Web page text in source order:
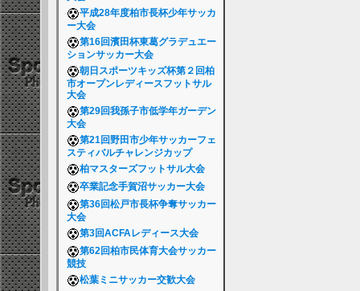
平成28年度柏市長杯少年サッカ
ー大会
第16回濱田杯東葛グラデュエー
ションサッカー大会
朝日スポーツキッズ杯第２回柏
市オープンレディースフットサル
大会
第29回我孫子市低学年ガーデン
大会
第21回野田市少年サッカーフェ
スティバルチャレンジカップ
柏マスターズフットサル大会
卒業記念手賀沼サッカー大会
第36回松戸市長杯争奪サッカー
大会
第3回ACFAレディース大会
第62回柏市民体育大会サッカー
競技
松葉ミニサッカー交歓大会